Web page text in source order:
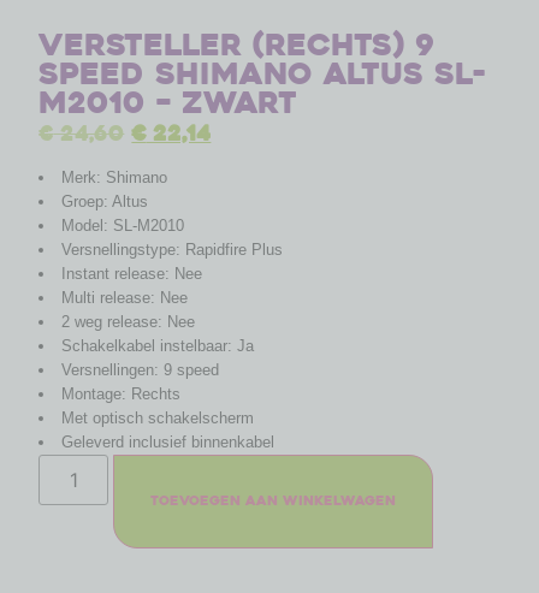
Versteller (rechts) 9
speed Shimano Altus SL-
M2010 – zwart
€24,60 €22,14
Merk: Shimano
Groep: Altus
Model: SL-M2010
Versnellingstype: Rapidfire Plus
Instant release: Nee
Multi release: Nee
2 weg release: Nee
Schakelkabel instelbaar: Ja
Versnellingen: 9 speed
Montage: Rechts
Met optisch schakelscherm
Geleverd inclusief binnenkabel
Toevoegen aan winkelwagen